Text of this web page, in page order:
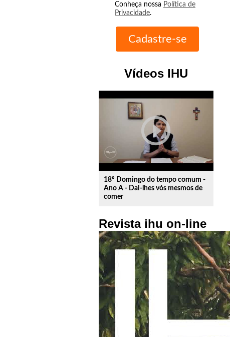
Conheça nossa Política de
Privacidade.
Vídeos IHU
play_circle_outline
18º Domingo do tempo comum -
Ano A - Dai-lhes vós mesmos de
comer
Revista ihu on-line